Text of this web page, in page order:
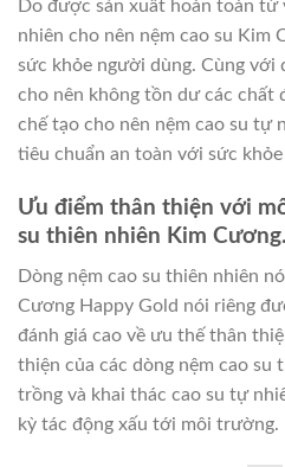
Do được sản xuất hoàn toàn
nhiên cho nên nệm cao su Kim
sức khỏe người dùng. Cùng với
cho nên không tồn dư các chất
chế tạo cho nên nệm cao su tự
tiêu chuẩn an toàn với sức
Ưu điểm thân thiện với
su thiên nhiên Kim Cương.
Dòng nệm cao su thiên nhiên
Cương Happy Gold nói riêng
đánh giá cao về ưu thế thân
thiện của các dòng nệm cao
trồng và khai thác cao su tự
kỳ tác động xấu tới môi trường.